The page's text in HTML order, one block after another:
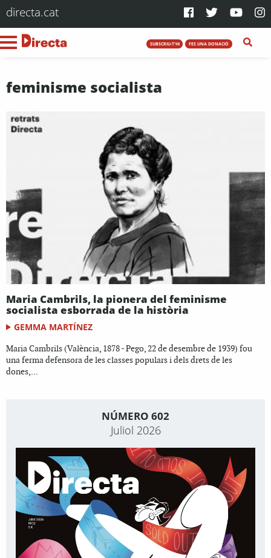
directa.cat
SUBSCRIU-T'HI FES UNA DONACIÓ
feminisme socialista
Maria Cambrils, la pionera del feminisme
socialista esborrada de la història
GEMMA MARTÍNEZ
Maria Cambrils (València, 1878 - Pego, 22 de desembre de 1939) fou
una ferma defensora de les classes populars i dels drets de les
dones,...
NÚMERO 602
Juliol 2026